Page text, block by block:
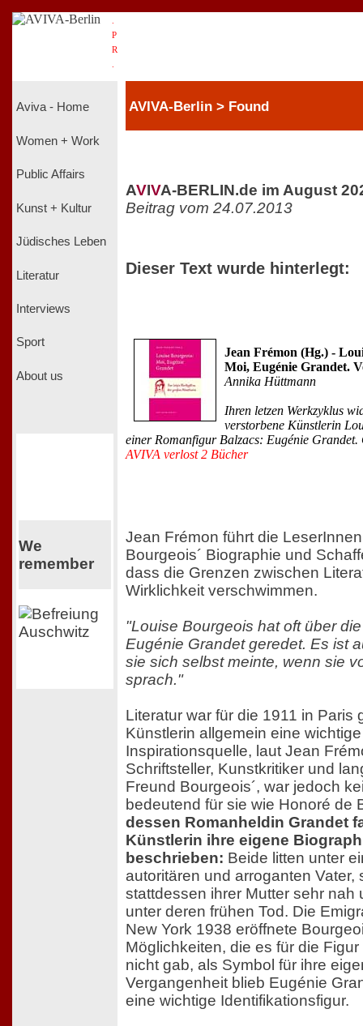
P
R
Aviva - Home
Women + Work
Public Affairs
Kunst + Kultur
Jüdisches Leben
Literatur
Interviews
Sport
About us
We
remember
AVIVA-Berlin > Found
AVIVA-BERLIN.de im August
Beitrag vom 24.07.2013
Dieser Text wurde hinterlegt:
Jean Frémon (Hg.) -
Moi, Eugénie Grandet.
Annika Hüttmann
Ihren letzen Werkzyklus
verstorbene Künstlerin
einer Romanfigur Balzacs: Eugénie Grandet.
AVIVA verlost 2 Bücher
Jean Frémon führt die
Bourgeois´ Biographie und
dass die Grenzen zwischen
Wirklichkeit verschwimmen.
"Louise Bourgeois hat oft über
Eugénie Grandet geredet. Es ist
sie sich selbst meinte, wenn sie
sprach."
Literatur war für die 1911 in Paris
Künstlerin allgemein eine wichtige
Inspirationsquelle, laut Jean
Schriftsteller, Kunstkritiker und
Freund Bourgeois´, war jedoch
bedeutend für sie wie Honoré de
dessen Romanheldin Grandet
Künstlerin ihre eigene
beschrieben: Beide litten unter
autoritären und arroganten Vater,
stattdessen ihrer Mutter sehr nah
unter deren frühen Tod. Die
New York 1938 eröffnete
Möglichkeiten, die es für die
nicht gab, als Symbol für ihre
Vergangenheit blieb Eugénie
eine wichtige Identifikationsfigur.